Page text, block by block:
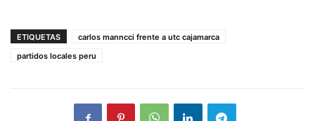
ETIQUETAS
carlos manncci frente a utc cajamarca
partidos locales peru